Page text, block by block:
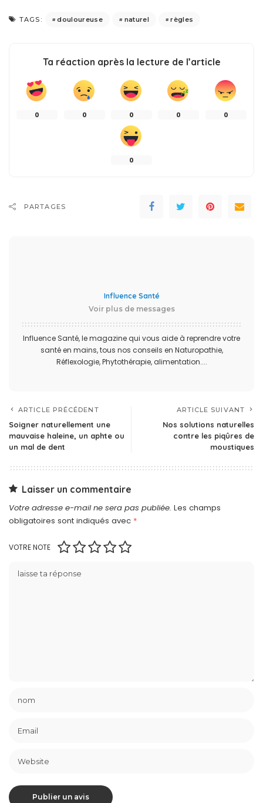
TAGS: douloureuse naturel règles
Ta réaction après la lecture de l’article
0 0 0 0 0
0
PARTAGES
Influence Santé
Voir plus de messages
Influence Santé, le magazine qui vous aide à reprendre votre
santé en mains, tous nos conseils en Naturopathie,
Réflexologie, Phytothérapie, alimentation....
ARTICLE PRÉCÉDENT
Soigner naturellement une
mauvaise haleine, un aphte ou
un mal de dent
ARTICLE SUIVANT
Nos solutions naturelles
contre les piqûres de
moustiques
Laisser un commentaire
Votre adresse e-mail ne sera pas publiée. Les champs
obligatoires sont indiqués avec *
VOTRE NOTE